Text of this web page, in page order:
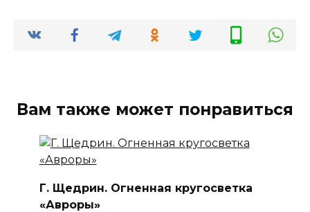
Вам также может понравиться
Г. Щедрин. Огненная кругосветка
«Авроры»